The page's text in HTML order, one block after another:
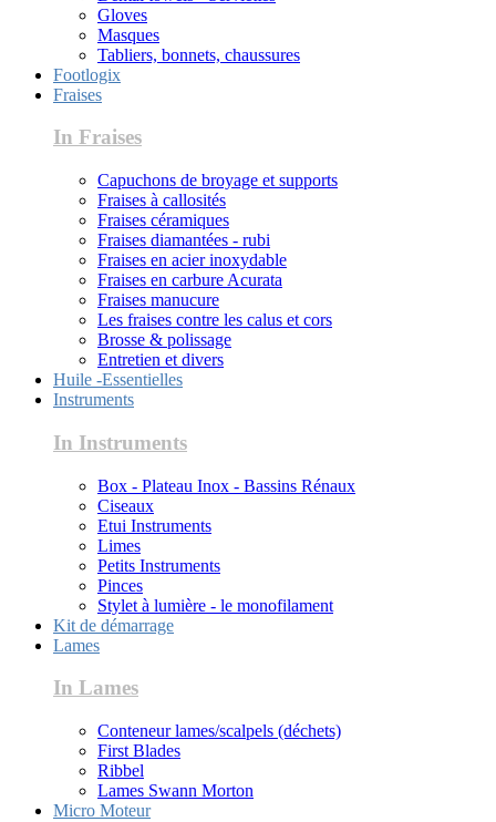
Gloves
Masques
Tabliers, bonnets, chaussures
Footlogix
Fraises
In Fraises
Capuchons de broyage et supports
Fraises à callosités
Fraises céramiques
Fraises diamantées - rubi
Fraises en acier inoxydable
Fraises en carbure Acurata
Fraises manucure
Les fraises contre les calus et cors
Brosse & polissage
Entretien et divers
Huile -Essentielles
Instruments
In Instruments
Box - Plateau Inox - Bassins Rénaux
Ciseaux
Etui Instruments
Limes
Petits Instruments
Pinces
Stylet à lumière - le monofilament
Kit de démarrage
Lames
In Lames
Conteneur lames/scalpels (déchets)
First Blades
Ribbel
Lames Swann Morton
Micro Moteur